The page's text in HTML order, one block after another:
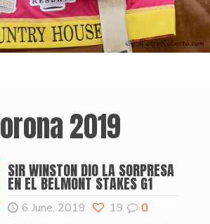
2019
SIR WINSTON DIO LA SORPRESA
EN EL BELMONT STAKES G1
6 June, 2019 0
19